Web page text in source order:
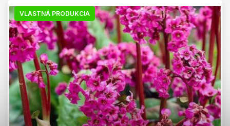
VLASTNÁ PRODUKCIA